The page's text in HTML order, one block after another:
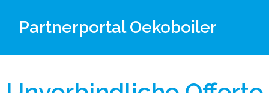
Partnerportal Oekoboiler